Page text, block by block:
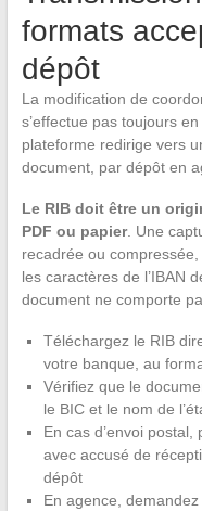
formats
dépôt
La modification de
s’effectue pas toujours
plateforme redirige vers
document, par dépôt en
Le RIB doit être un
PDF ou papier. Une
recadrée ou
les caractères de l’IBAN
document ne comporte
Téléchargez le RIB
votre banque, au
Vérifiez que le
le BIC et le nom de
En cas d’envoi
avec accusé de
dépôt
En agence,